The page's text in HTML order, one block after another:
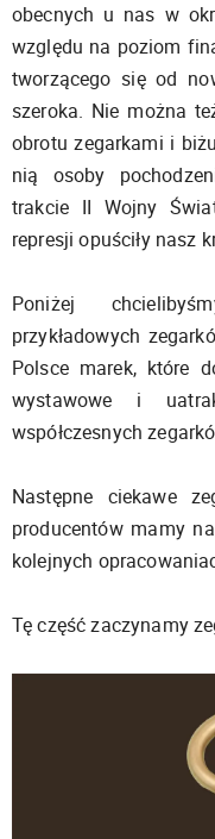
obecnych u nas w
względu na poziom
tworzącego się od
szeroka. Nie można
obrotu zegarkami i
nią osoby
trakcie II Wojny
represji opuściły nasz
Poniżej
przykładowych
Polsce marek, które
wystawowe i
współczesnych
Następne ciekawe
producentów mamy
kolejnych
Tę część zaczynamy